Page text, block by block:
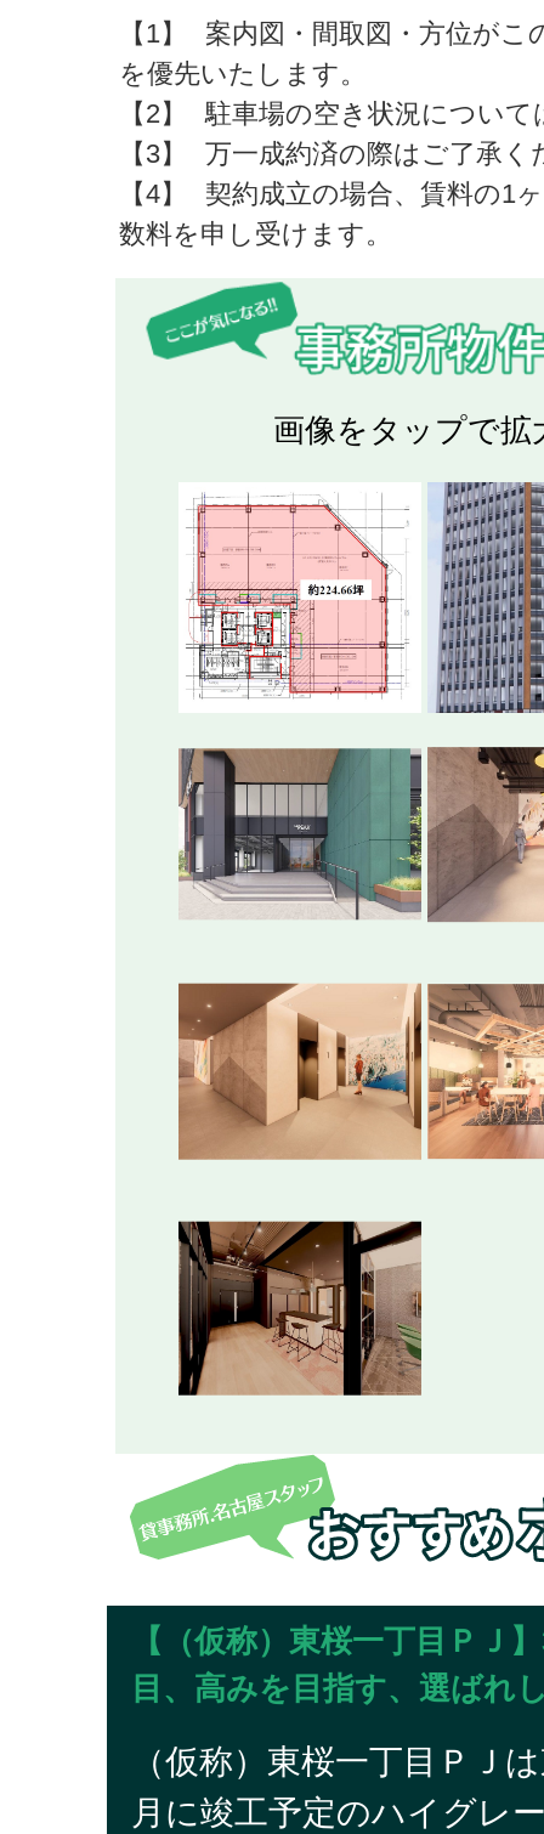
【1】
案内図・間取図・方位がこ
を優先いたします。
【2】
駐車場の空き状況につい
【3】
万一成約済の際はご了承く
【4】
契約成立の場合、賃料の1
数料を申し受けます。
画像をタップで
【（仮称）東桜一丁目ＰＪ
目、高みを目指す、選ばれ
（仮称）東桜一丁目ＰＪ
月に竣工予定のハイグレ